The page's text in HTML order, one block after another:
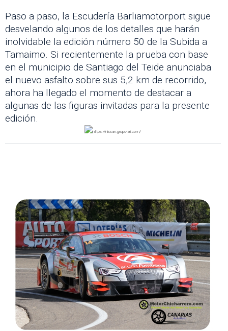
Paso a paso, la Escudería Barliamotorport sigue
desvelando algunos de los detalles que harán
inolvidable la edición número 50 de la Subida a
Tamaimo. Si recientemente la prueba con base
en el municipio de Santiago del Teide anunciaba
el nuevo asfalto sobre sus 5,2 km de recorrido,
ahora ha llegado el momento de destacar a
algunas de las figuras invitadas para la presente
edición.